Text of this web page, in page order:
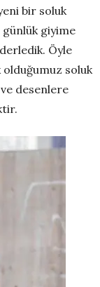
bir soluk
günlük giyime
Öyle
olduğumuz soluk
desenlere